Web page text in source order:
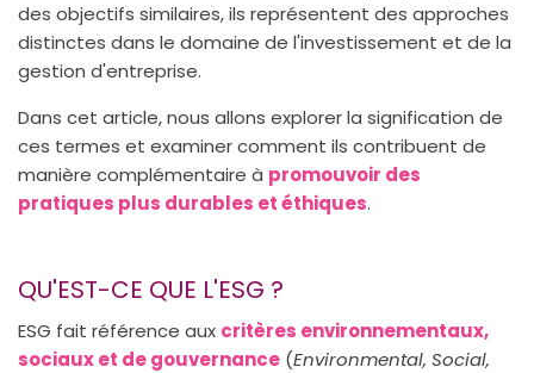
des objectifs similaires, ils représentent des approches
distinctes dans le domaine de l'investissement et de la
gestion d'entreprise.
Dans cet article, nous allons explorer la signification de
ces termes et examiner comment ils contribuent de
manière complémentaire à promouvoir des
pratiques plus durables et éthiques.
QU'EST-CE QUE L'ESG ?
ESG fait référence aux critères environnementaux,
sociaux et de gouvernance (Environmental, Social,